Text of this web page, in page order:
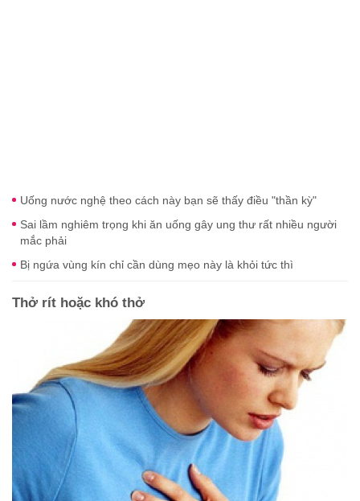
Uống nước nghệ theo cách này bạn sẽ thấy điều "thần kỳ"
Sai lầm nghiêm trọng khi ăn uống gây ung thư rất nhiều người
mắc phải
Bị ngứa vùng kín chỉ cần dùng mẹo này là khỏi tức thì
Thở rít hoặc khó thở